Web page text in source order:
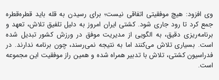
وی افزود: هیچ موفقیتی اتفاقی نیست؛ برای رسیدن به قله باید قطره‌قطره
جمع کرد تا رود جاری شود. کشتی ایران امروز به دلیل تلفیق تلاش، تعهد و
برنامه‌ریزی دقیق، به الگویی از مدیریت موفق در ورزش کشور تبدیل شده
است. بسیاری تلاش می‌کنند اما به نتیجه نمی‌رسند، چون برنامه ندارند. در
فدراسیون کشتی، تلاش با تدبیر همراه شده و همین راز موفقیت این مجموعه
است.